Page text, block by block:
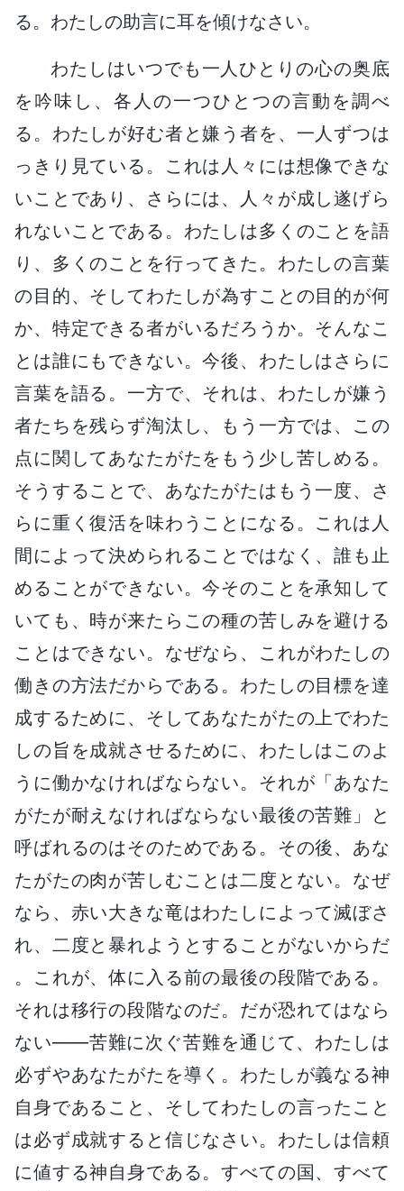
る。わたしの助言に耳を傾けなさい。
わたしはいつでも一人ひとりの心の奥底
を吟味し、各人の一つひとつの言動を調べ
る。わたしが好む者と嫌う者を、一人ずつは
っきり見ている。これは人々には想像できな
いことであり、さらには、人々が成し遂げら
れないことである。わたしは多くのことを語
り、多くのことを行ってきた。わたしの言葉
の目的、そしてわたしが為すことの目的が何
か、特定できる者がいるだろうか。そんなこ
とは誰にもできない。今後、わたしはさらに
言葉を語る。一方で、それは、わたしが嫌う
者たちを残らず淘汰し、もう一方では、この
点に関してあなたがたをもう少し苦しめる。
そうすることで、あなたがたはもう一度、さ
らに重く復活を味わうことになる。これは人
間によって決められることではなく、誰も止
めることができない。今そのことを承知して
いても、時が来たらこの種の苦しみを避ける
ことはできない。なぜなら、これがわたしの
働きの方法だからである。わたしの目標を達
成するために、そしてあなたがたの上でわた
しの旨を成就させるために、わたしはこのよ
うに働かなければならない。それが「あなた
がたが耐えなければならない最後の苦難」と
呼ばれるのはそのためである。その後、あな
たがたの肉が苦しむことは二度とない。なぜ
なら、赤い大きな竜はわたしによって滅ぼさ
れ、二度と暴れようとすることがないからだ
。これが、体に入る前の最後の段階である。
それは移行の段階なのだ。だが恐れてはなら
ない――苦難に次ぐ苦難を通じて、わたしは
必ずやあなたがたを導く。わたしが義なる神
自身であること、そしてわたしの言ったこと
は必ず成就すると信じなさい。わたしは信頼
に値する神自身である。すべての国、すべて